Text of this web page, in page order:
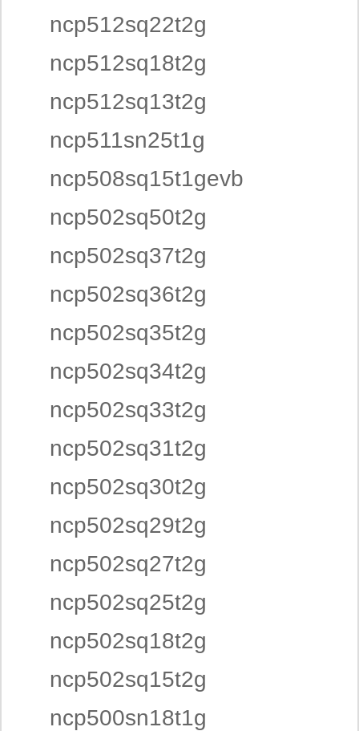
ncp512sq22t2g
ncp512sq18t2g
ncp512sq13t2g
ncp511sn25t1g
ncp508sq15t1gevb
ncp502sq50t2g
ncp502sq37t2g
ncp502sq36t2g
ncp502sq35t2g
ncp502sq34t2g
ncp502sq33t2g
ncp502sq31t2g
ncp502sq30t2g
ncp502sq29t2g
ncp502sq27t2g
ncp502sq25t2g
ncp502sq18t2g
ncp502sq15t2g
ncp500sn18t1g